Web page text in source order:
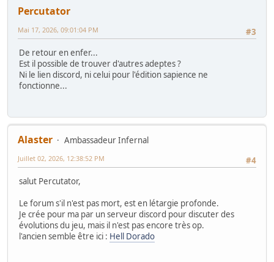
Percutator
#3
Mai 17, 2026, 09:01:04 PM
De retour en enfer...
Est il possible de trouver d'autres adeptes ?
Ni le lien discord, ni celui pour l'édition sapience ne
fonctionne...
Alaster
Ambassadeur Infernal
#4
Juillet 02, 2026, 12:38:52 PM
salut Percutator,
Le forum s'il n'est pas mort, est en létargie profonde.
Je crée pour ma par un serveur discord pour discuter des
évolutions du jeu, mais il n'est pas encore très op.
l'ancien semble être ici : Hell Dorado